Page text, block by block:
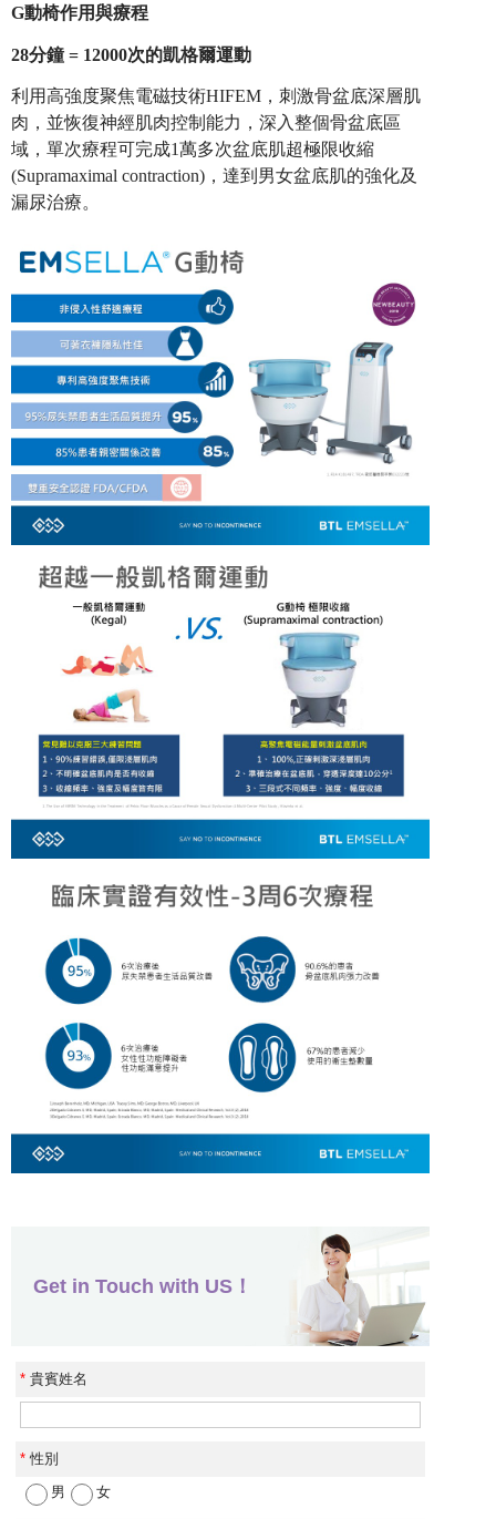
G動椅作用與療程
28分鐘 = 12000次的凱格爾運動
利用高強度聚焦電磁技術HIFEM，刺激骨盆底深層肌
肉，並恢復神經肌肉控制能力，深入整個骨盆底區
域，單次療程可完成1萬多次盆底肌超極限收縮
(Supramaximal contraction)，達到男女盆底肌的強化及
漏尿治療。
Get in Touch with US！
* 貴賓姓名
* 性別
男
女